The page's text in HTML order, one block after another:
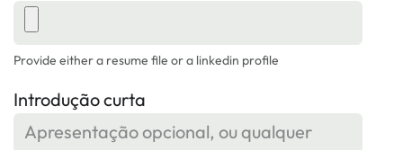
Provide either a resume file or a linkedin profile
Introdução curta